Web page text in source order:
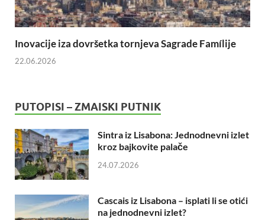
Inovacije iza dovršetka tornjeva Sagrade Famílije
22.06.2026
PUTOPISI – ZMAISKI PUTNIK
Sintra iz Lisabona: Jednodnevni izlet
kroz bajkovite palače
24.07.2026
Cascais iz Lisabona – isplati li se otići
na jednodnevni izlet?